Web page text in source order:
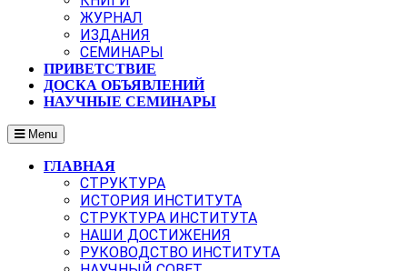
ЖУРНАЛ
ИЗДАНИЯ
СЕМИНАРЫ
ПРИВЕТСТВИЕ
ДОСКА ОБЪЯВЛЕНИЙ
НАУЧНЫЕ СЕМИНАРЫ
Menu
ГЛАВНАЯ
СТРУКТУРА
ИСТОРИЯ ИНСТИТУТА
СТРУКТУРА ИНСТИТУТА
НАШИ ДОСТИЖЕНИЯ
РУКОВОДСТВО ИНСТИТУТА